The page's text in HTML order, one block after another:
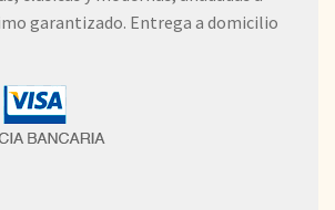
garantizado. Entrega a domicilio